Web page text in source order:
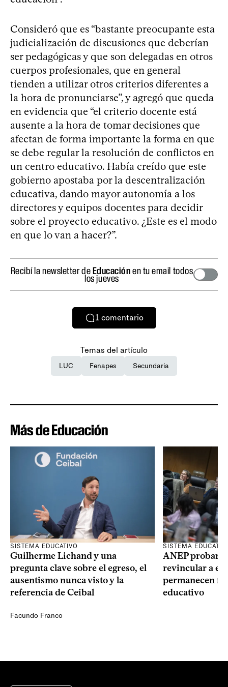
Consideró que es “bastante preocupante esta
judicialización de discusiones que deberían
ser pedagógicas y que son delegadas en otros
cuerpos profesionales, que en general
tienden a utilizar otros criterios diferentes a
la hora de pronunciarse”, y agregó que queda
en evidencia que “el criterio docente está
ausente a la hora de tomar decisiones que
afectan de forma importante la forma en que
se debe regular la resolución de conflictos en
un centro educativo. Había creído que este
gobierno apostaba por la descentralización
educativa, dando mayor autonomía a los
directores y equipos docentes para decidir
sobre el proyecto educativo. ¿Este es el modo
en que lo van a hacer?”.
Recibí la newsletter deEducaciónen tu email todos
los jueves
1 comentario
Temas del artículo
LUC Fenapes Secundaria
Más de Educación
SISTEMA EDUCATIVO
Guilherme Lichand y una
pregunta clave sobre el egreso, el
ausentismo nunca visto y la
referencia de Ceibal
Facundo Franco
SISTEMA
ANEP probará
revincular a
permanecen
educativo